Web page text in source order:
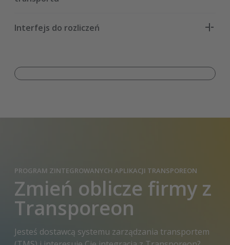
systemu wewnętrznego do systemu Transporeon.
Interfejs do rozliczeń
wewnętrznego.
PROGRAM ZINTEGROWANYCH APLIKACJI TRANSPOREON
Zmień oblicze firmy z
Transporeon
Jesteś dostawcą systemu zarządzania transportem